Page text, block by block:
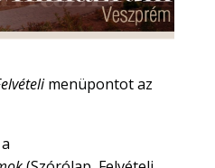
menüpontot az